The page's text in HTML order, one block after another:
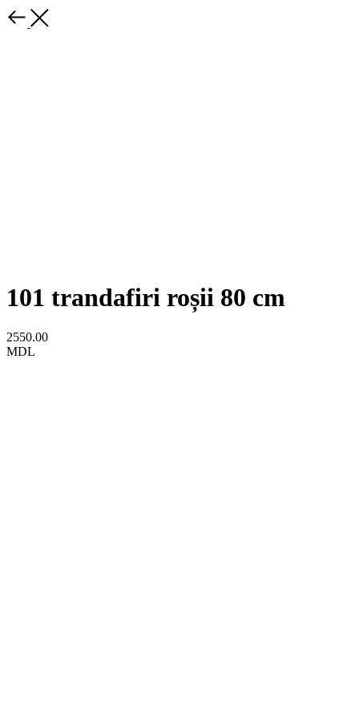
101 trandafiri roșii 80 cm
2550.00
MDL